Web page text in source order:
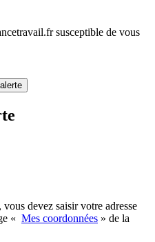
susceptible de vous
devez saisir votre adresse
« Mes coordonnées » de la